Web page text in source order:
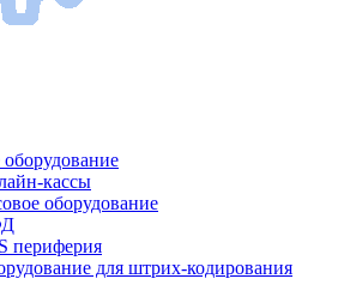
оборудование
кассы
оборудование
периферия
для штрих-кодирования